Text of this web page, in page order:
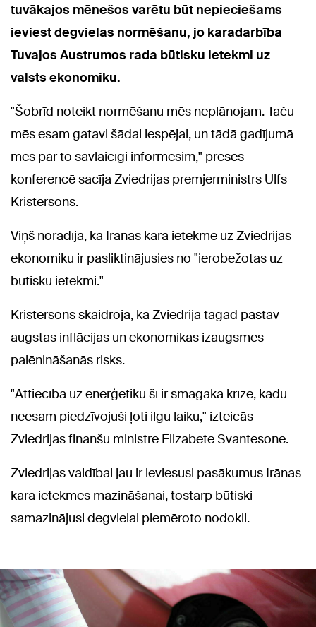
tuvākajos mēnešos varētu būt nepieciešams
ieviest degvielas normēšanu, jo karadarbība
Tuvajos Austrumos rada būtisku ietekmi uz
valsts ekonomiku.
"Šobrīd noteikt normēšanu mēs neplānojam. Taču
mēs esam gatavi šādai iespējai, un tādā gadījumā
mēs par to savlaicīgi informēsim," preses
konferencē sacīja Zviedrijas premjerministrs Ulfs
Kristersons.
Viņš norādīja, ka Irānas kara ietekme uz Zviedrijas
ekonomiku ir pasliktinājusies no "ierobežotas uz
būtisku ietekmi."
Kristersons skaidroja, ka Zviedrijā tagad pastāv
augstas inflācijas un ekonomikas izaugsmes
palēnināšanās risks.
"Attiecībā uz enerģētiku šī ir smagākā krīze, kādu
neesam piedzīvojuši ļoti ilgu laiku," izteicās
Zviedrijas finanšu ministre Elizabete Svantesone.
Zviedrijas valdībai jau ir ieviesusi pasākumus Irānas
kara ietekmes mazināšanai, tostarp būtiski
samazinājusi degvielai piemēroto nodokli.